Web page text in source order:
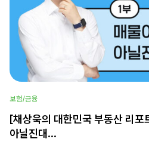
보험/금융
[채상욱의 대한민국 부동산 리
아닐진대…